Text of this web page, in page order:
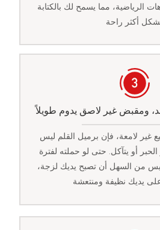
الرياضية، مما يسمح لك بالكتابة
ومقبض غير لاصق يدوم طويلاً
غير لامعة، فإن برميل القلم ليس
أو يتآكل. حتى لو حملته لفترة
من السهل أن تصبح يديك لزجة،